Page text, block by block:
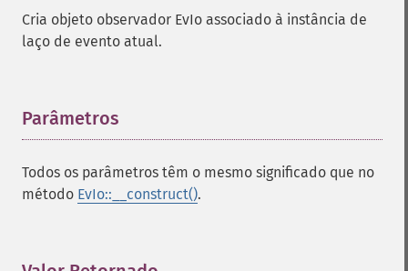
Cria objeto observador EvIo associado à instância de
laço de evento atual.
Parâmetros
Todos os parâmetros têm o mesmo significado que no
método EvIo::__construct().